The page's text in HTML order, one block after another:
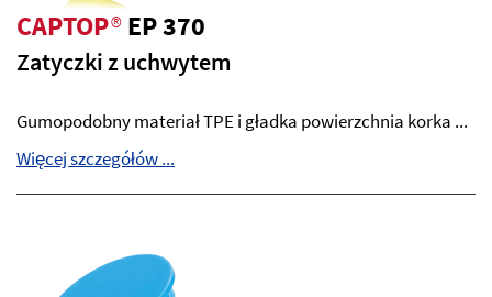
CAPTOP®EP 370
Zatyczki z uchwytem
Gumopodobny materiał TPE i gładka powierzchnia korka ...
Więcej szczegółów ...